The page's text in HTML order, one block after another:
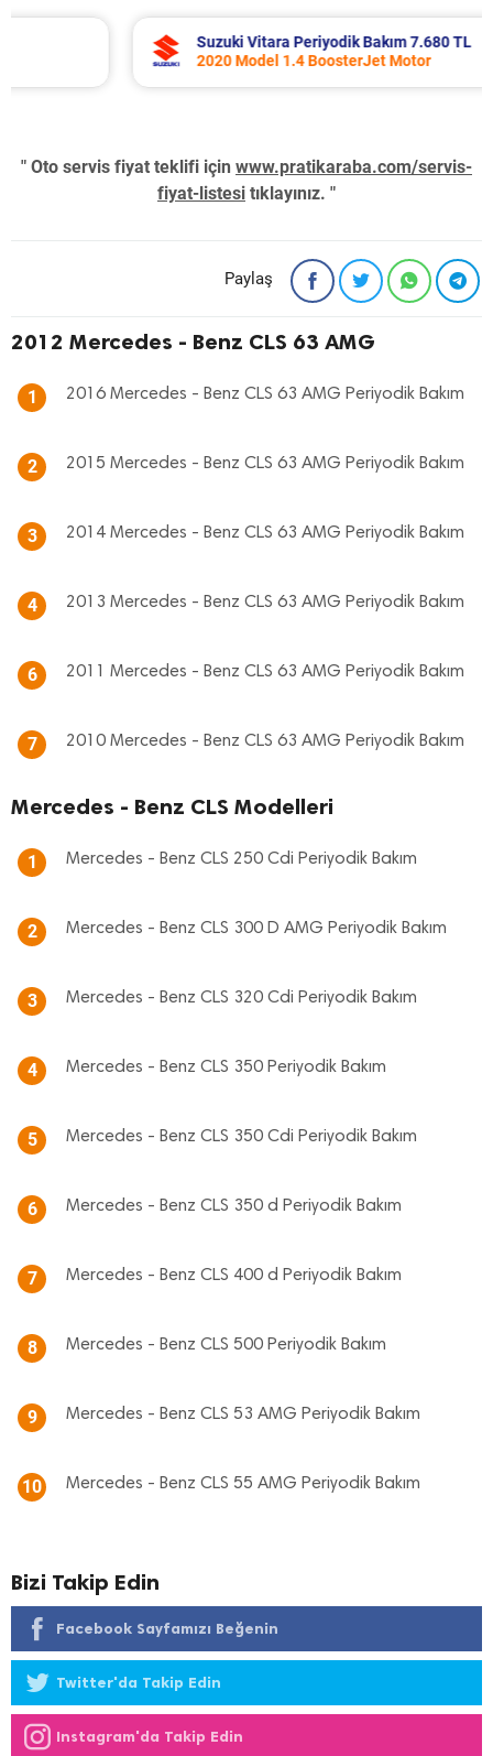
Suzuki Vitara Periyodik Bakım 7.680 TL
2020 Model 1.4 BoosterJet Motor
" Oto servis fiyat teklifi için www.pratikaraba.com/servis-
fiyat-listesi tıklayınız. "
Paylaş
2012 Mercedes - Benz CLS 63 AMG
1 2016 Mercedes - Benz CLS 63 AMG Periyodik Bakım
2 2015 Mercedes - Benz CLS 63 AMG Periyodik Bakım
3 2014 Mercedes - Benz CLS 63 AMG Periyodik Bakım
4 2013 Mercedes - Benz CLS 63 AMG Periyodik Bakım
6 2011 Mercedes - Benz CLS 63 AMG Periyodik Bakım
7 2010 Mercedes - Benz CLS 63 AMG Periyodik Bakım
Mercedes - Benz CLS Modelleri
1 Mercedes - Benz CLS 250 Cdi Periyodik Bakım
2 Mercedes - Benz CLS 300 D AMG Periyodik Bakım
3 Mercedes - Benz CLS 320 Cdi Periyodik Bakım
4 Mercedes - Benz CLS 350 Periyodik Bakım
5 Mercedes - Benz CLS 350 Cdi Periyodik Bakım
6 Mercedes - Benz CLS 350 d Periyodik Bakım
7 Mercedes - Benz CLS 400 d Periyodik Bakım
8 Mercedes - Benz CLS 500 Periyodik Bakım
9 Mercedes - Benz CLS 53 AMG Periyodik Bakım
10 Mercedes - Benz CLS 55 AMG Periyodik Bakım
Bizi Takip Edin
Facebook Sayfamızı Beğenin
Twitter'da Takip Edin
Instagram'da Takip Edin